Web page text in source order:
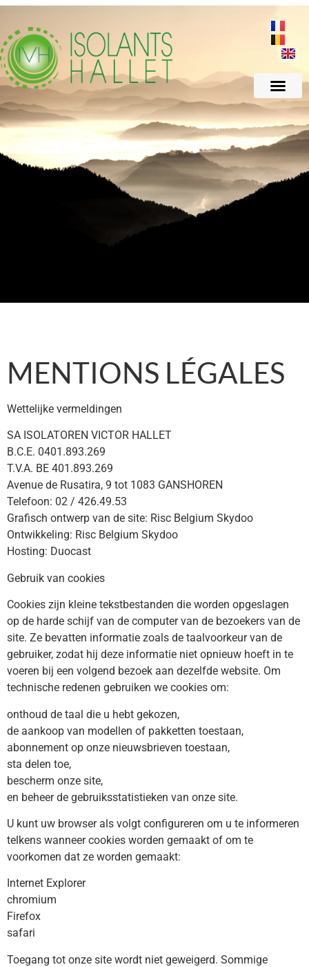
MENTIONS LÉGALES
Wettelijke vermeldingen
SA ISOLATOREN VICTOR HALLET
B.C.E. 0401.893.269
T.V.A. BE 401.893.269
Avenue de Rusatira, 9 tot 1083 GANSHOREN
Telefoon: 02 / 426.49.53
Grafisch ontwerp van de site: Risc Belgium Skydoo
Ontwikkeling: Risc Belgium Skydoo
Hosting: Duocast
Gebruik van cookies
Cookies zijn kleine tekstbestanden die worden opgeslagen
op de harde schijf van de computer van de bezoekers van de
site. Ze bevatten informatie zoals de taalvoorkeur van de
gebruiker, zodat hij deze informatie niet opnieuw hoeft in te
voeren bij een volgend bezoek aan dezelfde website. Om
technische redenen gebruiken we cookies om:
onthoud de taal die u hebt gekozen,
de aankoop van modellen of pakketten toestaan,
abonnement op onze nieuwsbrieven toestaan,
sta delen toe,
bescherm onze site,
en beheer de gebruiksstatistieken van onze site.
U kunt uw browser als volgt configureren om u te informeren
telkens wanneer cookies worden gemaakt of om te
voorkomen dat ze worden gemaakt:
Internet Explorer
chromium
Firefox
safari
Toegang tot onze site wordt niet geweigerd. Sommige